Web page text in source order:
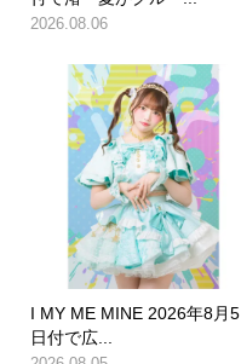
2026.08.06
I MY ME MINE 2026年8月5
日付で広...